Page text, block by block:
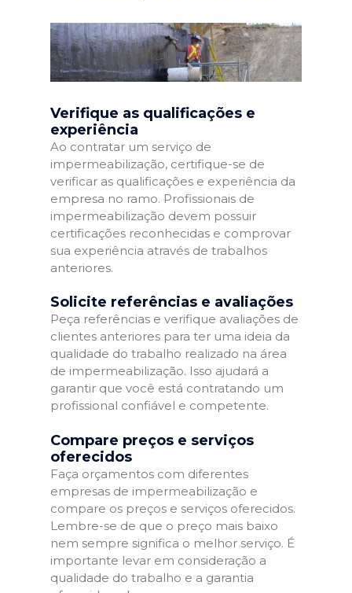
Verifique as qualificações e
experiência
Ao contratar um serviço de
impermeabilização, certifique-se de
verificar as qualificações e experiência da
empresa no ramo. Profissionais de
impermeabilização devem possuir
certificações reconhecidas e comprovar
sua experiência através de trabalhos
anteriores.
Solicite referências e avaliações
Peça referências e verifique avaliações de
clientes anteriores para ter uma ideia da
qualidade do trabalho realizado na área
de impermeabilização. Isso ajudará a
garantir que você está contratando um
profissional confiável e competente.
Compare preços e serviços
oferecidos
Faça orçamentos com diferentes
empresas de impermeabilização e
compare os preços e serviços oferecidos.
Lembre-se de que o preço mais baixo
nem sempre significa o melhor serviço. É
importante levar em consideração a
qualidade do trabalho e a garantia